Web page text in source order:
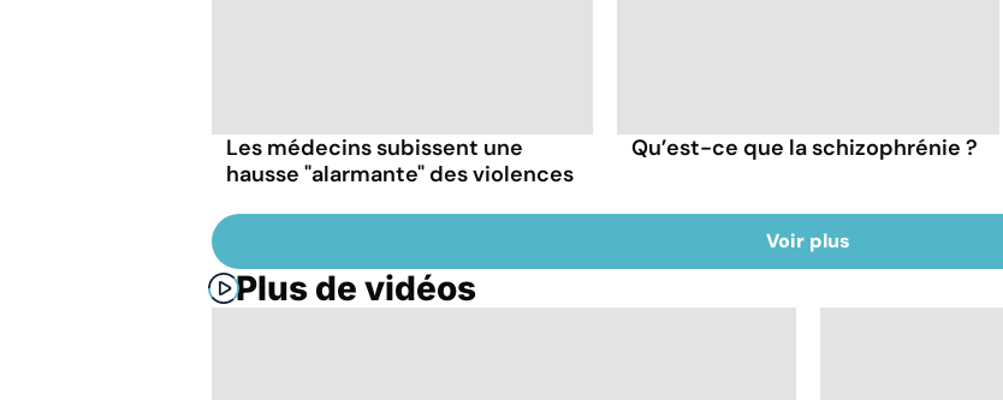
Les médecins subissent une
hausse "alarmante" des violences
Qu’est-ce que la schizophrénie ?
Voir plus
Plus de vidéos